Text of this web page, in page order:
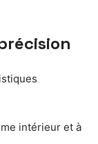
intérieur et à